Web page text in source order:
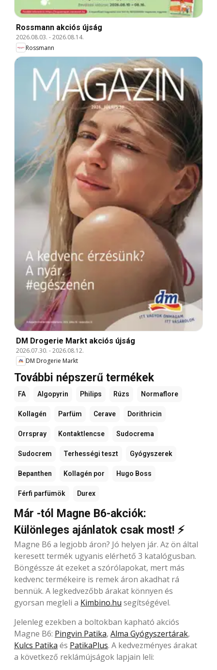
Rossmann akciós újság
2026.08.03. -2026.08.14.
Rossmann
DM Drogerie Markt akciós újság
2026.07.30. -2026.08.12.
DM Drogerie Markt
További népszerű termékek
FA Algopyrin Philips Rúzs Normaflore
Kollagén Parfüm Cerave Dorithricin
Orrspray Kontaktlencse Sudocrema
Sudocrem Terhességi teszt Gyógyszerek
Bepanthen Kollagén por Hugo Boss
Férfi parfümök Durex
Már -tól Magne B6-akciók:
Különleges ajánlatok csak most! ⚡
Magne B6 a legjobb áron? Jó helyen jár. Az ön által
keresett termék ugyanis elérhető 3 katalógusban.
Böngéssze át ezeket a szórólapokat, mert más
kedvenc termékeire is remek áron akadhat rá
bennük. A legkedvezőbb árakat könnyen és
gyorsan megleli a Kimbino.hu segítségével.
Jelenleg ezekben a boltokban kapható akciós
Magne B6: Pingvin Patika, Alma Gyógyszertárak,
Kulcs Patika és PatikaPlus. A kedvezményes árakat
a következő reklámújságok lapjain leli: